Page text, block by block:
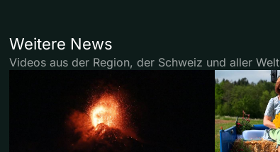
Weitere News
Videos aus der Region, der Schweiz und aller Welt